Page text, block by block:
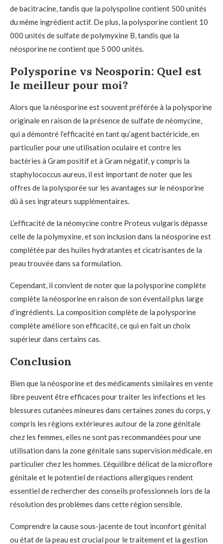
de bacitracine, tandis que la polyspoline contient 500 unités
du même ingrédient actif. De plus, la polysporine contient 10
000 unités de sulfate de polymyxine B, tandis que la
néosporine ne contient que 5 000 unités.
Polysporine vs Neosporin: Quel est
le meilleur pour moi?
Alors que la néosporine est souvent préférée à la polysporine
originale en raison de la présence de sulfate de néomycine,
qui a démontré l’efficacité en tant qu’agent bactéricide, en
particulier pour une utilisation oculaire et contre les
bactéries à Gram positif et à Gram négatif, y compris la
staphylococcus aureus, il est important de noter que les
offres de la polysporée sur les avantages sur le néosporine
dû à ses ingrateurs supplémentaires.
L’efficacité de la néomycine contre Proteus vulgaris dépasse
celle de la polymyxine, et son inclusion dans la néosporine est
complétée par des huiles hydratantes et cicatrisantes de la
peau trouvée dans sa formulation.
Cependant, il convient de noter que la polysporine complète
complète la néosporine en raison de son éventail plus large
d’ingrédients. La composition complète de la polysporine
complète améliore son efficacité, ce qui en fait un choix
supérieur dans certains cas.
Conclusion
Bien que la néosporine et des médicaments similaires en vente
libre peuvent être efficaces pour traiter les infections et les
blessures cutanées mineures dans certaines zones du corps, y
compris les régions extérieures autour de la zone génitale
chez les femmes, elles ne sont pas recommandées pour une
utilisation dans la zone génitale sans supervision médicale, en
particulier chez les hommes. L’équilibre délicat de la microflore
génitale et le potentiel de réactions allergiques rendent
essentiel de rechercher des conseils professionnels lors de la
résolution des problèmes dans cette région sensible.
Comprendre la cause sous-jacente de tout inconfort génital
ou état de la peau est crucial pour le traitement et la gestion